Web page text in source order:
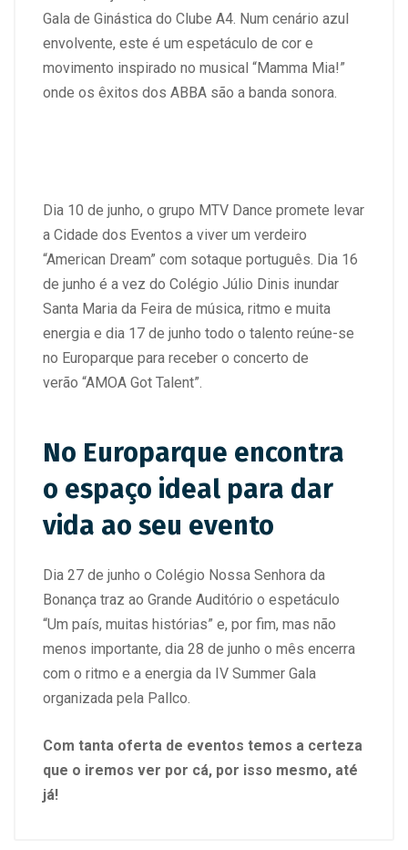
Gala de Ginástica do Clube A4. Num cenário azul
envolvente, este é um espetáculo de cor e
movimento inspirado no musical “Mamma Mia!”
onde os êxitos dos ABBA são a banda sonora.
Dia 10 de junho, o grupo MTV Dance promete levar
a Cidade dos Eventos a viver um verdeiro
“American Dream” com sotaque português. Dia 16
de junho é a vez do Colégio Júlio Dinis inundar
Santa Maria da Feira de música, ritmo e muita
energia e dia 17 de junho todo o talento reúne-se
no Europarque para receber o concerto de
verão “AMOA Got Talent”.
No Europarque encontra
o espaço ideal para dar
vida ao seu evento
Dia 27 de junho o Colégio Nossa Senhora da
Bonança traz ao Grande Auditório o espetáculo
“Um país, muitas histórias” e, por fim, mas não
menos importante, dia 28 de junho o mês encerra
com o ritmo e a energia da IV Summer Gala
organizada pela Pallco.
Com tanta oferta de eventos temos a certeza
que o iremos ver por cá, por isso mesmo, até
já!